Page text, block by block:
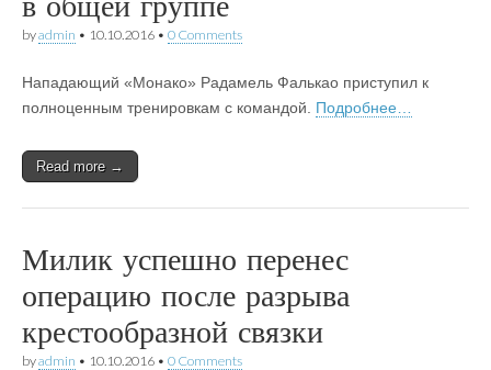
byadmin • 10.10.2016 • 0 Comments
Нападающий «Монако» Радамель Фалькао приступил к
полноценным тренировкам с командой. Подробнее…
Read more →
Милик успешно перенес
операцию после разрыва
крестообразной связки
byadmin • 10.10.2016 • 0 Comments